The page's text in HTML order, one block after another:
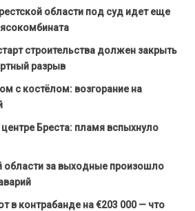
области под суд идет еще
строительства должен закрыть
разрыв
с костёлом: возгорание на
Бреста: пламя вспыхнуло
области за выходные произошло
в контрабанде на €203 000 — что